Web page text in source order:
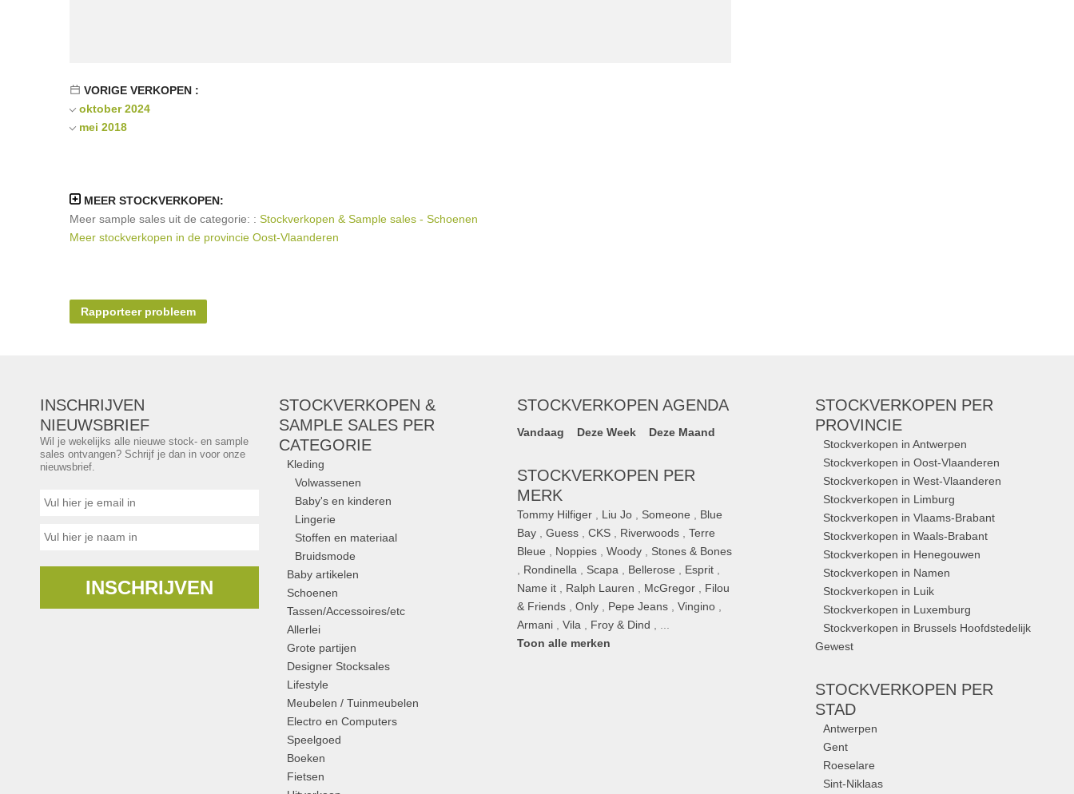
VORIGE VERKOPEN :
oktober 2024
mei 2018
MEER STOCKVERKOPEN:
Meer sample sales uit de categorie: : Stockverkopen & Sample sales - Schoenen
Meer stockverkopen in de provincie Oost-Vlaanderen
Rapporteer probleem
INSCHRIJVEN
NIEUWSBRIEF
Wil je wekelijks alle nieuwe stock- en sample
sales ontvangen? Schrijf je dan in voor onze
nieuwsbrief.
INSCHRIJVEN
STOCKVERKOPEN &
SAMPLE SALES PER
CATEGORIE
Kleding
Volwassenen
Baby's en kinderen
Lingerie
Stoffen en materiaal
Bruidsmode
Baby artikelen
Schoenen
Tassen/Accessoires/etc
Allerlei
Grote partijen
Designer Stocksales
Lifestyle
Meubelen / Tuinmeubelen
Electro en Computers
Speelgoed
Boeken
Fietsen
STOCKVERKOPEN AGENDA
Vandaag Deze Week Deze Maand
STOCKVERKOPEN PER
MERK
Tommy Hilfiger Liu Jo Someone
Blue
Bay ,Guess ,CKS Riverwoods ,Terre
Bleue
Noppies ,Woody
Stones & Bones
Rondinella Scapa Bellerose Esprit
Name it
Ralph Lauren McGregor
Filou
& Friends ,Only Pepe Jeans ,Vingino
Armani ,Vila Froy & Dind
Toon alle merken
STOCKVERKOPEN PER
PROVINCIE
Stockverkopen in Antwerpen
Stockverkopen in Oost-Vlaanderen
Stockverkopen in West-Vlaanderen
Stockverkopen in Limburg
Stockverkopen in Vlaams-Brabant
Stockverkopen in Waals-Brabant
Stockverkopen in Henegouwen
Stockverkopen in Namen
Stockverkopen in Luik
Stockverkopen in Luxemburg
Stockverkopen in Brussels Hoofdstedelijk
Gewest
STOCKVERKOPEN PER
STAD
Antwerpen
Gent
Roeselare
Sint-Niklaas